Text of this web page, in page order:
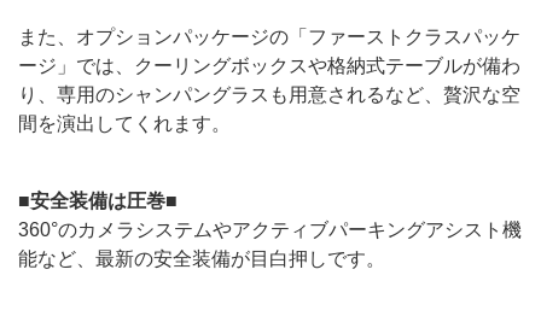
また、オプションパッケージの「ファーストクラスパッケ
ージ」では、クーリングボックスや格納式テーブルが備わ
り、専用のシャンパングラスも用意されるなど、贅沢な空
間を演出してくれます。
■安全装備は圧巻■
360°のカメラシステムやアクティブパーキングアシスト機
能など、最新の安全装備が目白押しです。